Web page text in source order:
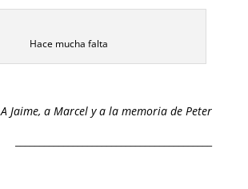
Hace mucha falta
A Jaime, a Marcel y a la memoria de Peter